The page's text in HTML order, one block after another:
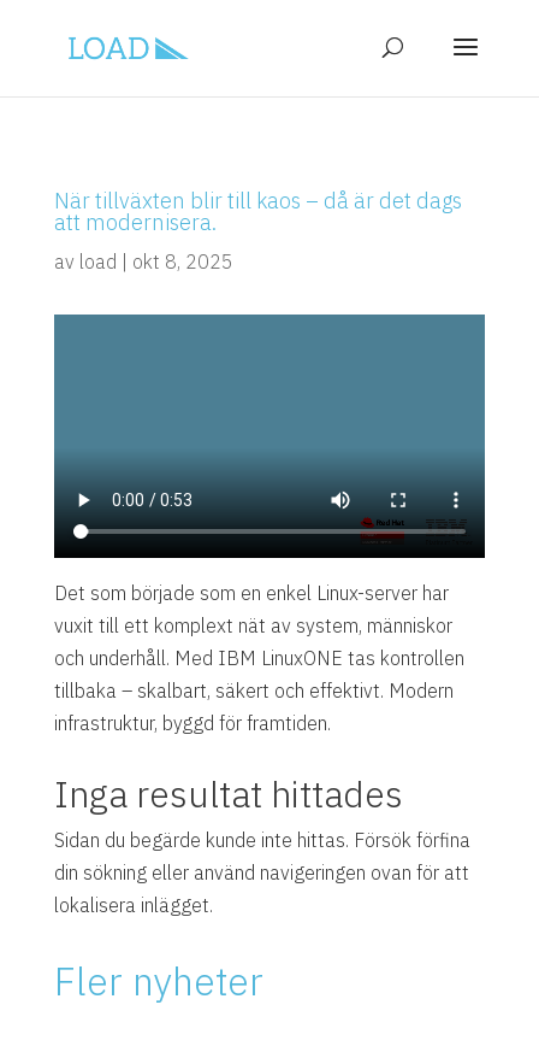
När tillväxten blir till kaos – då är det dags
att modernisera.
av load okt 8, 2025
Det som började som en enkel Linux-server har
vuxit till ett komplext nät av system, människor
och underhåll. Med IBM LinuxONE tas kontrollen
tillbaka – skalbart, säkert och effektivt. Modern
infrastruktur, byggd för framtiden.
Inga resultat hittades
Sidan du begärde kunde inte hittas. Försök förfina
din sökning eller använd navigeringen ovan för att
lokalisera inlägget.
Fler nyheter